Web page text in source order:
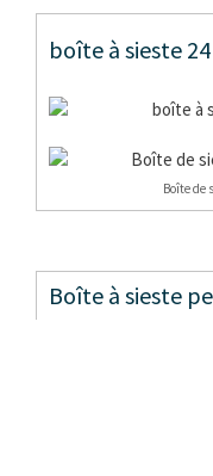
boîte à sieste
Boîte de
Boîte à sieste